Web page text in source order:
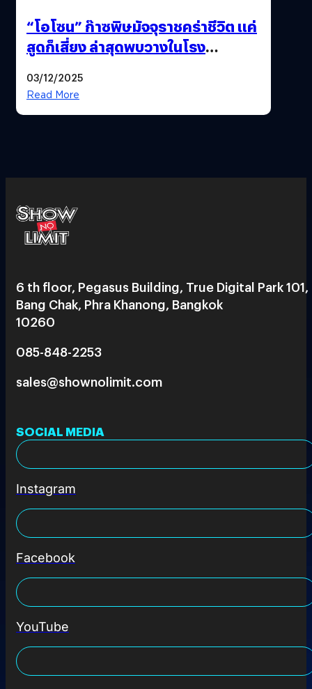
“โอโซน” ก๊าซพิษมัจจุราชคร่าชีวิต แค่
สูดก็เสี่ยง ล่าสุดพบวางในโรง
03/12/2025
Read More
6 th floor, Pegasus Building, True Digital Park 101,
Bang Chak, Phra Khanong, Bangkok
10260
085-848-2253
sales@shownolimit.com
SOCIAL MEDIA
Instagram
Facebook
YouTube